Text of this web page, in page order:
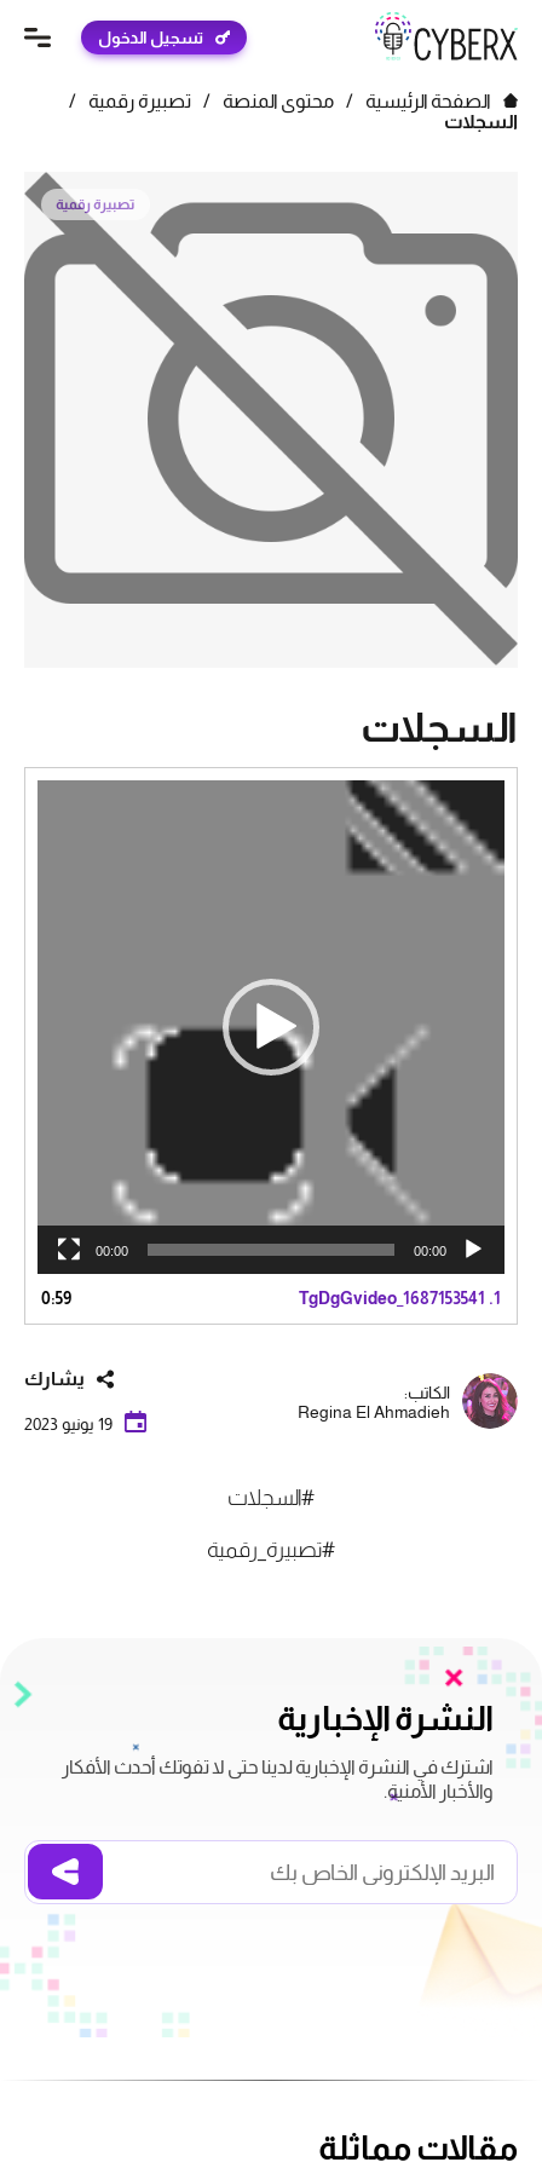
تسجيل الدخول
الصفحة الرئيسية / محتوى المنصة / تصبيرة رقمية
/
السجلات
تصبيرة رقمية
السجلات
الفيديو
00:00
00:00
1.
TgDgGvideo_1687153541
0:59
الكاتب:
Regina El Ahmadieh
يشارك
19 يونيو 2023
#السجلات
#تصبيرة_رقمية
النشرة الإخبارية
اشترك في النشرة الإخبارية لدينا حتى لا تفوتك أحدث الأفكار
والأخبار الأمنية.
مقالات مماثلة